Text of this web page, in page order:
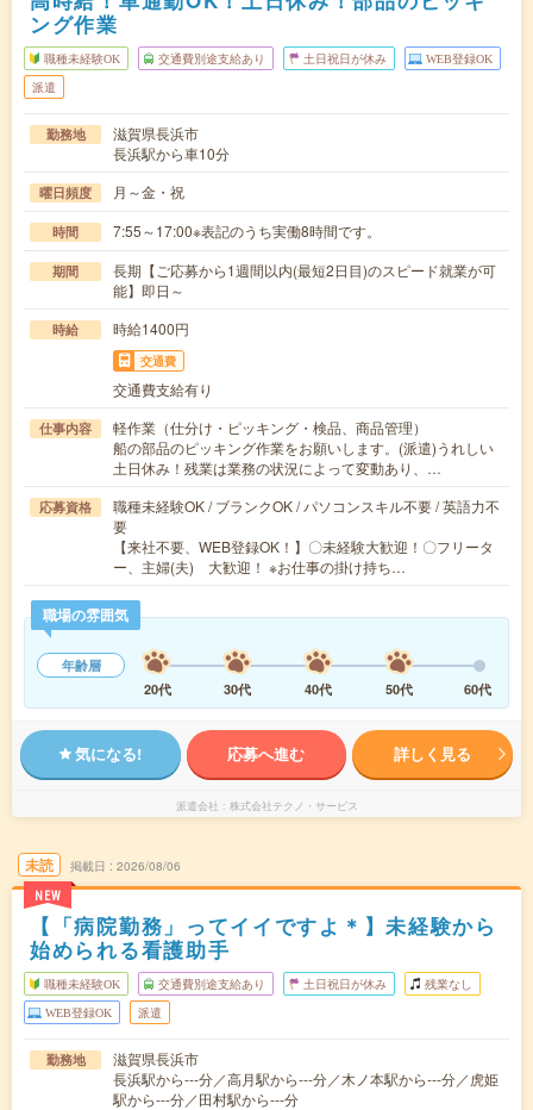
ング作業
職種未経験OK 交通費別途支給あり 土日祝日が休み WEB登録OK
派遣
勤務地
滋賀県長浜市
長浜駅から車10分
曜日頻度 月～金・祝
時間 7:55～17:00※表記のうち実働8時間です。
期間
長期【ご応募から1週間以内(最短2日目)のスピード就業が可
能】即日～
時給 時給1400円
交通費
交通費支給有り
仕事内容
軽作業（仕分け・ピッキング・検品、商品管理）
船の部品のピッキング作業をお願いします。(派遣)うれしい
土日休み！残業は業務の状況によって変動あり、…
応募資格
職種未経験OK / ブランクOK / パソコンスキル不要 / 英語力不
要
【来社不要、WEB登録OK！】〇未経験大歓迎！〇フリータ
ー、主婦(夫) 大歓迎！ ※お仕事の掛け持ち…
職場の雰囲気
年齢層
20代
30代 40代 50代 60代
気になる! 応募へ進む 詳しく見る
派遣会社 株式会社テクノ・サービス
未読
NEW
掲載日 2026/08/06
【「病院勤務」ってイイですよ＊】未経験から
始められる看護助手
職種未経験OK 交通費別途支給あり 土日祝日が休み 残業なし
WEB登録OK 派遣
勤務地
滋賀県長浜市
長浜駅から---分／高月駅から---分／木ノ本駅から---分／虎姫
駅から---分／田村駅から---分